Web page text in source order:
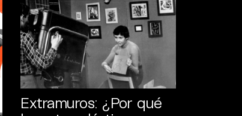
Extramuros: ¿Por qué